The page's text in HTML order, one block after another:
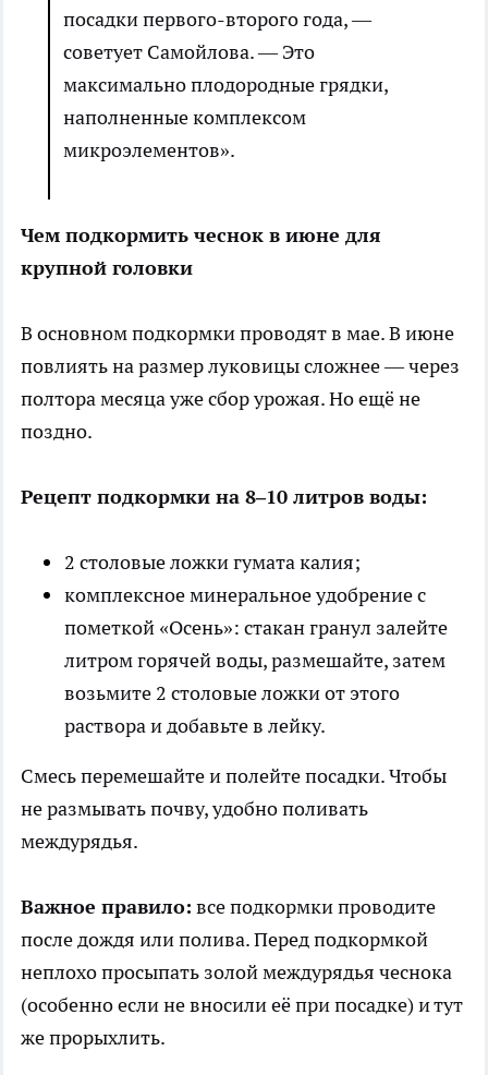
посадки первого-второго года, —
советует Самойлова. — Это
максимально плодородные грядки,
наполненные комплексом
микроэлементов».
Чем подкормить чеснок в июне для
крупной головки
В основном подкормки проводят в мае. В июне
повлиять на размер луковицы сложнее — через
полтора месяца уже сбор урожая. Но ещё не
поздно.
Рецепт подкормки на 8–10 литров воды:
2 столовые ложки гумата калия;
комплексное минеральное удобрение с
пометкой «Осень»: стакан гранул залейте
литром горячей воды, размешайте, затем
возьмите 2 столовые ложки от этого
раствора и добавьте в лейку.
Смесь перемешайте и полейте посадки. Чтобы
не размывать почву, удобно поливать
междурядья.
Важное правило: все подкормки проводите
после дождя или полива. Перед подкормкой
неплохо просыпать золой междурядья чеснока
(особенно если не вносили её при посадке) и тут
же прорыхлить.